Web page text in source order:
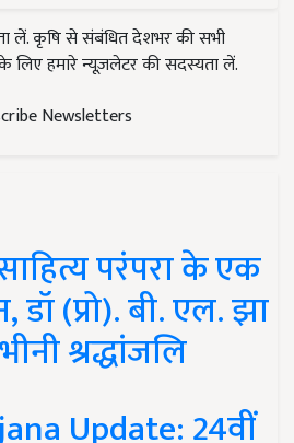
लें. कृषि से संबंधित देशभर की सभी
हमारे न्यूज़लेटर की सदस्यता लें.
Newsletters
परंपरा के एक
(प्रो). बी. एल. झा
श्रद्धांजलि
Update: 24वीं